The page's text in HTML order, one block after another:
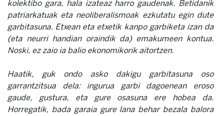
kolektibo gara, hala izateaz harro gaudenak. Betidanik
patriarkatuak eta neoliberalismoak ezkutatu egin dute
garbitasuna. Etxean eta etxetik kanpo garbiketa izan da
(eta neurri handian oraindik da) emakumeen kontua.
Noski, ez zaio ia balio ekonomikorik aitortzen.
Haatik, guk ondo asko dakigu garbitasuna oso
garrantzitsua dela: ingurua garbi dagoenean eroso
gaude, gustura, eta gure osasuna ere hobea da.
Horregatik, bada garaia gure lana behar bezala balora